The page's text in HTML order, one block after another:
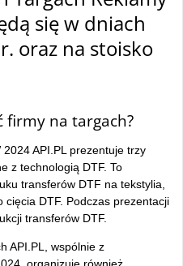
się w dniach
oraz na stoisko
firmy na targach?
API.PL prezentuje trzy
z technologią DTF. To
transferów DTF na tekstylia,
DTF. Podczas prezentacji
transferów DTF.
API.PL, wspólnie z